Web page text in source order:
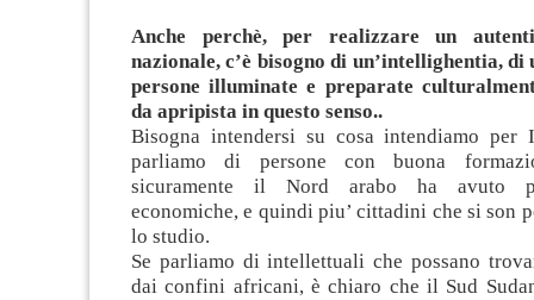
Anche perchè, per realizzare un
nazionale, c’è bisogno di un’intellighentia, di
persone illuminate e preparate
da apripista in questo senso..
Bisogna intendersi su cosa intendiamo per
parliamo di persone con buona
sicuramente il Nord arabo ha avuto
economiche, e quindi piu’ cittadini che si son
lo studio.
Se parliamo di intellettuali che possano
dai confini africani, è chiaro che il Sud